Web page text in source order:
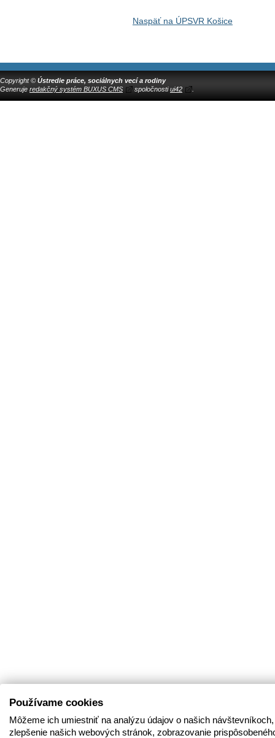
Naspäť na ÚPSVR Košice
Copyright © Ústredie práce, sociálnych vecí a rodiny
Generuje redakčný systém BUXUS CMS spoločnostiui42
Používame cookies
Môžeme ich umiestniť na analýzu údajov o našich
zlepšenie našich webových stránok, zobrazovanie